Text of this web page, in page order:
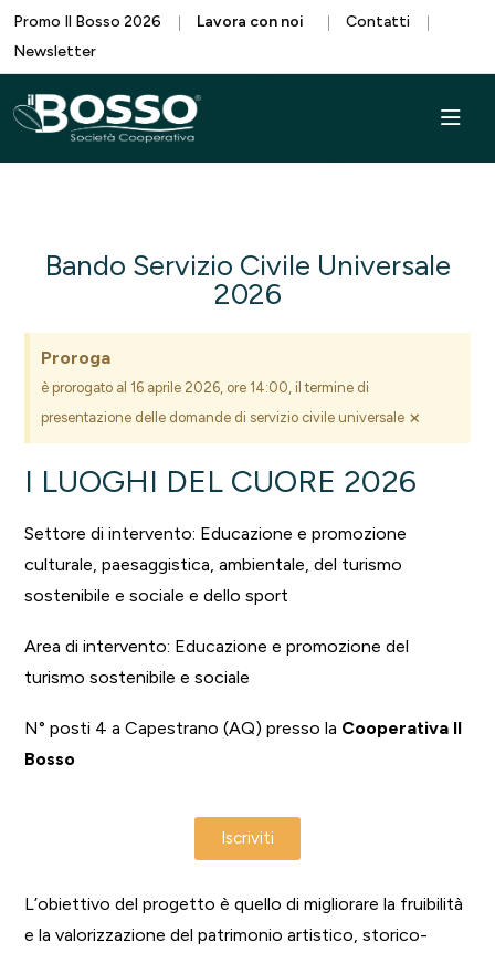
Promo Il Bosso 2026 Lavora con noi
Contatti
Newsletter
Bando Servizio Civile Universale
2026
Proroga
è prorogato al 16 aprile 2026, ore 14:00, il termine di
presentazione delle domande di servizio civile universale ×
I LUOGHI DEL CUORE 2026
Settore di intervento: Educazione e promozione
culturale, paesaggistica, ambientale, del turismo
sostenibile e sociale e dello sport
Area di intervento: Educazione e promozione del
turismo sostenibile e sociale
N° posti 4 a Capestrano (AQ) presso la Cooperativa Il
Bosso
Iscriviti
L’obiettivo del progetto è quello di migliorare la fruibilità
e la valorizzazione del patrimonio artistico, storico-